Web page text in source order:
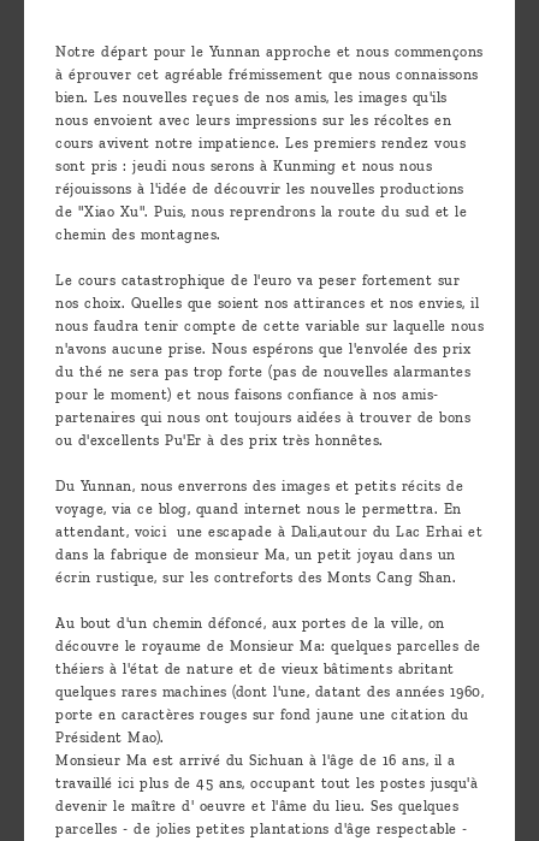
Discover
Pu'Erh
How
infuse
your
tea ?
Leave us
message
Notre départ pour le Yunnan approche et nous commençons
à éprouver cet agréable frémissement que nous connaissons
bien. Les nouvelles reçues de nos amis, les images qu'ils
nous envoient avec leurs impressions sur les récoltes en
cours avivent notre impatience. Les premiers rendez vous
sont pris : jeudi nous serons à Kunming et nous nous
réjouissons à l'idée de découvrir les nouvelles productions
de "Xiao Xu". Puis, nous reprendrons la route du sud et le
chemin des montagnes.
Le cours catastrophique de l'euro va peser fortement sur
nos choix. Quelles que soient nos attirances et nos envies, il
nous faudra tenir compte de cette variable sur laquelle nous
n'avons aucune prise. Nous espérons que l'envolée des prix
du thé ne sera pas trop forte (pas de nouvelles alarmantes
pour le moment) et nous faisons confiance à nos amis-
partenaires qui nous ont toujours aidées à trouver de bons
ou d'excellents Pu'Er à des prix très honnêtes.
Du Yunnan, nous enverrons des images et petits récits de
voyage, via ce blog, quand internet nous le permettra. En
attendant, voici une escapade à Dali,autour du Lac Erhai et
dans la fabrique de monsieur Ma, un petit joyau dans un
écrin rustique, sur les contreforts des Monts Cang Shan.
Au bout d'un chemin défoncé, aux portes de la ville, on
découvre le royaume de Monsieur Ma: quelques parcelles de
théiers à l'état de nature et de vieux bâtiments abritant
quelques rares machines (dont l'une, datant des années 1960,
porte en caractères rouges sur fond jaune une citation du
Président Mao).
Monsieur Ma est arrivé du Sichuan à l'âge de 16 ans, il a
travaillé ici plus de 45 ans, occupant tout les postes jusqu'à
devenir le maître d' oeuvre et l'âme du lieu. Ses quelques
parcelles - de jolies petites plantations d'âge respectable -